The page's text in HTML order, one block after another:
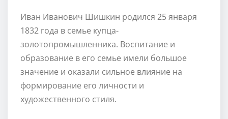
Иван Иванович Шишкин родился 25 января
1832 года в семье купца-
золотопромышленника. Воспитание и
образование в его семье имели большое
значение и оказали сильное влияние на
формирование его личности и
художественного стиля.